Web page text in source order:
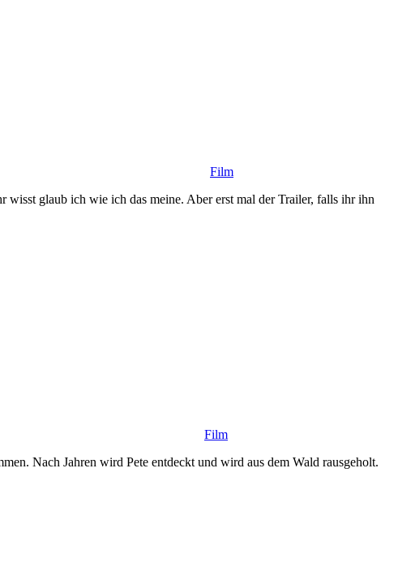
Film
glaub ich wie ich das meine. Aber erst mal der Trailer, falls ihr ihn
Film
Nach Jahren wird Pete entdeckt und wird aus dem Wald rausgeholt.